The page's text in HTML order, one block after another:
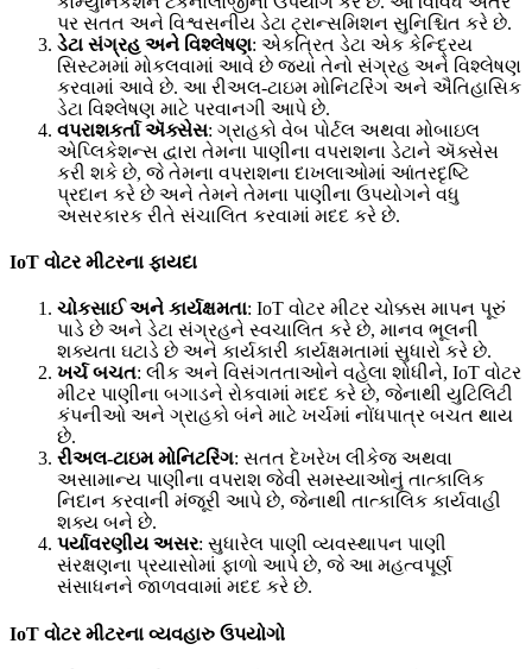
પર સતત અને વિશ્વસનીય ડેટા ટ્રાન્સમિશન સુનિશ્ચિત કરે છે.
ડેટા સંગ્રહ અને વિશ્લેષણ: એકત્રિત ડેટા એક કેન્દ્રિય
સિસ્ટમમાં મોકલવામાં આવે છે જ્યાં તેનો સંગ્રહ અને વિશ્લેષણ
કરવામાં આવે છે. આ રીઅલ-ટાઇમ મોનિટરિંગ અને ઐતિહાસિક
ડેટા વિશ્લેષણ માટે પરવાનગી આપે છે.
વપરાશકર્તા ઍક્સેસ: ગ્રાહકો વેબ પોર્ટલ અથવા મોબાઇલ
એપ્લિકેશન્સ દ્વારા તેમના પાણીના વપરાશના ડેટાને ઍક્સેસ
કરી શકે છે, જે તેમના વપરાશના દાખલાઓમાં આંતરદૃષ્ટિ
પ્રદાન કરે છે અને તેમને તેમના પાણીના ઉપયોગને વધુ
અસરકારક રીતે સંચાલિત કરવામાં મદદ કરે છે.
IoT વોટર મીટરના ફાયદા
ચોકસાઈ અને કાર્યક્ષમતા: IoT વોટર મીટર ચોક્કસ માપન પૂરું
પાડે છે અને ડેટા સંગ્રહને સ્વચાલિત કરે છે, માનવ ભૂલની
શક્યતા ઘટાડે છે અને કાર્યકારી કાર્યક્ષમતામાં સુધારો કરે છે.
ખર્ચ બચત: લીક અને વિસંગતતાઓને વહેલા શોધીને, IoT વોટર
મીટર પાણીના બગાડને રોકવામાં મદદ કરે છે, જેનાથી યુટિલિટી
કંપનીઓ અને ગ્રાહકો બંને માટે ખર્ચમાં નોંધપાત્ર બચત થાય
છે.
રીઅલ-ટાઇમ મોનિટરિંગ: સતત દેખરેખ લીકેજ અથવા
અસામાન્ય પાણીના વપરાશ જેવી સમસ્યાઓનું તાત્કાલિક
નિદાન કરવાની મંજૂરી આપે છે, જેનાથી તાત્કાલિક કાર્યવાહી
શક્ય બને છે.
પર્યાવરણીય અસર: સુધારેલ પાણી વ્યવસ્થાપન પાણી
સંરક્ષણના પ્રયાસોમાં ફાળો આપે છે, જે આ મહત્વપૂર્ણ
સંસાધનને જાળવવામાં મદદ કરે છે.
IoT વોટર મીટરના વ્યવહારુ ઉપયોગો